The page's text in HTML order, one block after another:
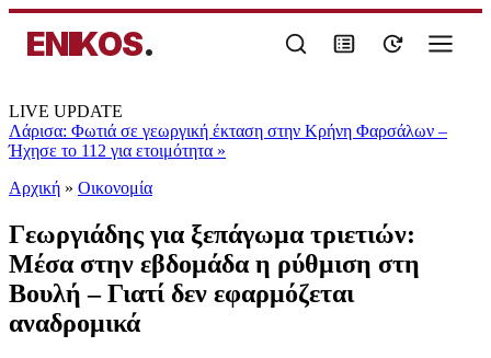
ENIKOS.
LIVE UPDATE
Λάρισα: Φωτιά σε γεωργική έκταση στην Κρήνη Φαρσάλων –
Ήχησε το 112 για ετοιμότητα »
Αρχική » Oικονομία
Γεωργιάδης για ξεπάγωμα τριετιών:
Μέσα στην εβδομάδα η ρύθμιση στη
Βουλή – Γιατί δεν εφαρμόζεται
αναδρομικά